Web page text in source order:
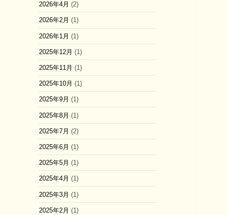
2026年4月 (2)
2026年2月 (1)
2026年1月 (1)
2025年12月 (1)
2025年11月 (1)
2025年10月 (1)
2025年9月 (1)
2025年8月 (1)
2025年7月 (2)
2025年6月 (1)
2025年5月 (1)
2025年4月 (1)
2025年3月 (1)
2025年2月 (1)